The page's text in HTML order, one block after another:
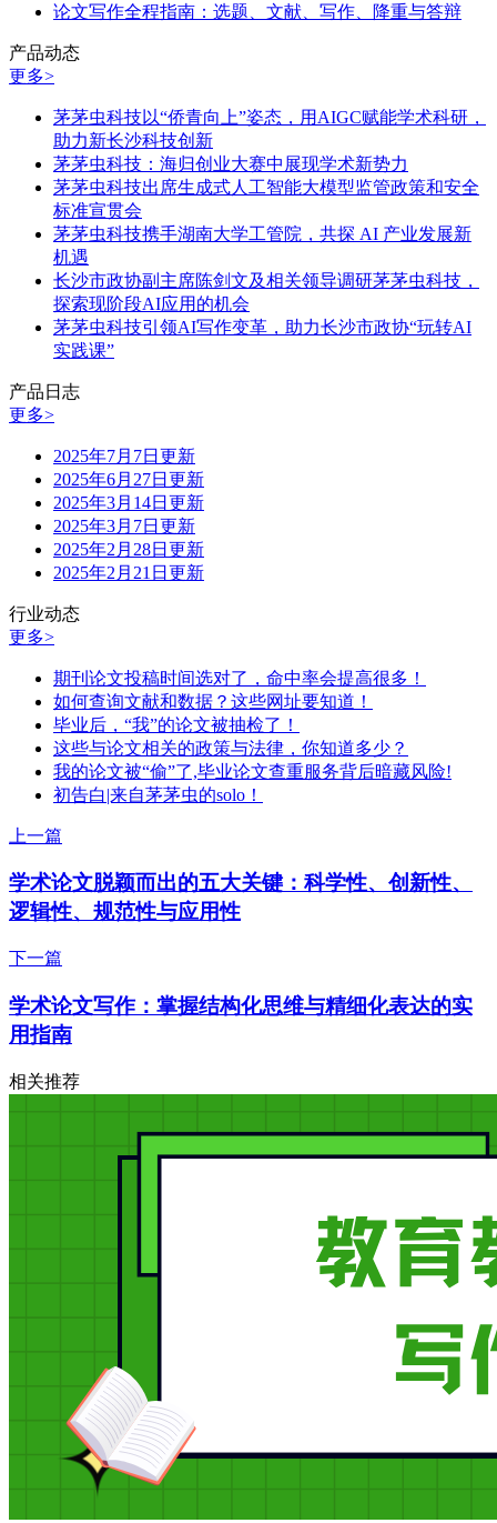
论文写作全程指南：选题、文献、写作、降重与答辩
产品动态
更多>
茅茅虫科技以“侨青向上”姿态，用AIGC赋能学术科研，
助力新长沙科技创新
茅茅虫科技：海归创业大赛中展现学术新势力
茅茅虫科技出席生成式人工智能大模型监管政策和安全
标准宣贯会
茅茅虫科技携手湖南大学工管院，共探 AI 产业发展新
机遇
长沙市政协副主席陈剑文及相关领导调研茅茅虫科技，
探索现阶段AI应用的机会
茅茅虫科技引领AI写作变革，助力长沙市政协“玩转AI
实践课”
产品日志
更多>
2025年7月7日更新
2025年6月27日更新
2025年3月14日更新
2025年3月7日更新
2025年2月28日更新
2025年2月21日更新
行业动态
更多>
期刊论文投稿时间选对了，命中率会提高很多！
如何查询文献和数据？这些网址要知道！
毕业后，“我”的论文被抽检了！
这些与论文相关的政策与法律，你知道多少？
我的论文被“偷”了,毕业论文查重服务背后暗藏风险!
初告白|来自茅茅虫的solo！
上一篇
学术论文脱颖而出的五大关键：科学性、创新性、
逻辑性、规范性与应用性
下一篇
学术论文写作：掌握结构化思维与精细化表达的实
用指南
相关推荐